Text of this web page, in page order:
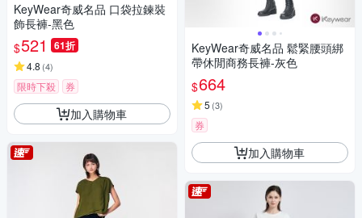
KeyWear奇威名品 口袋拉鍊裝
飾長褲-黑色
$521 61折
4.8 (4)
限時下殺 券
加入購物車
KeyWear奇威名品 鬆緊腰頭綁
帶休閒商務長褲-灰色
$664
5 (3)
券
加入購物車